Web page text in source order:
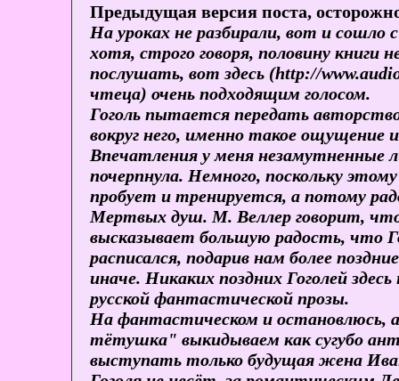
Предыдущая версия поста,
На уроках не разбирали, вот и сошло
хотя, строго говоря, половину
послушать, вот здесь (http://
чтеца) очень подходящим голосом.
Гоголь пытается передать
вокруг него, именно такое
Впечатления у меня незамутненные
почерпнула. Немного, поскольку
пробует и тренируется, а потому
Мертвых душ. М. Веллер говорит,
высказывает большую радость, что
расписался, подарив нам более
иначе. Никаких поздних Гоголей
русской фантастической прозы.
На фантастическом и остановлюсь,
тётушка" выкидываем как сугубо
выступать только будущая жена